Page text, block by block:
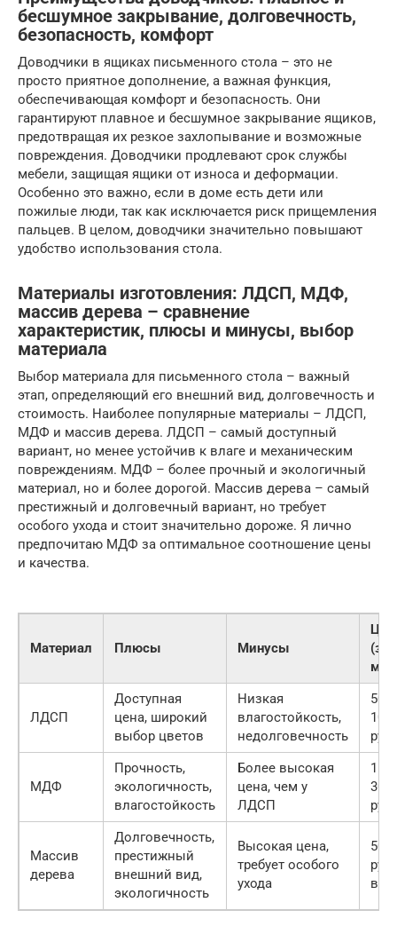
бесшумное закрывание, долговечность,
безопасность, комфорт
Доводчики в ящиках письменного стола – это не
просто приятное дополнение, а важная функция,
обеспечивающая комфорт и безопасность. Они
гарантируют плавное и бесшумное закрывание ящиков,
предотвращая их резкое захлопывание и возможные
повреждения. Доводчики продлевают срок службы
мебели, защищая ящики от износа и деформации.
Особенно это важно, если в доме есть дети или
пожилые люди, так как исключается риск прищемления
пальцев. В целом, доводчики значительно повышают
удобство использования стола.
Материалы изготовления: ЛДСП, МДФ,
массив дерева – сравнение
характеристик, плюсы и минусы, выбор
материала
Выбор материала для письменного стола – важный
этап, определяющий его внешний вид, долговечность и
стоимость. Наиболее популярные материалы – ЛДСП,
МДФ и массив дерева. ЛДСП – самый доступный
вариант, но менее устойчив к влаге и механическим
повреждениям. МДФ – более прочный и экологичный
материал, но и более дорогой. Массив дерева – самый
престижный и долговечный вариант, но требует
особого ухода и стоит значительно дороже. Я лично
предпочитаю МДФ за оптимальное соотношение цены
и качества.
Материал Плюсы Минусы
(за
м2)
ЛДСП
Доступная
цена, широкий
выбор цветов
Низкая
влагостойкость,
недолговечность
500-
руб.
МДФ
Прочность,
экологичность,
влагостойкость
Более высокая
цена, чем у
ЛДСП
руб.
Массив
дерева
Долговечность,
престижный
внешний вид,
экологичность
Высокая цена,
требует особого
ухода